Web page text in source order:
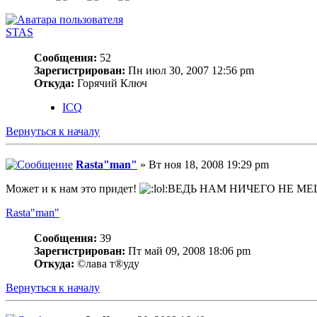
STAS
Сообщения: 52
Зарегистрирован: Пн июл 30, 2007 12:56 pm
Откуда: Горячий Ключ
ICQ
Вернуться к началу
Rasta"man" » Вт ноя 18, 2008 19:29 pm
Может и к нам это придет!
ВЕДЬ НАМ НИЧЕГО НЕ
Rasta"man"
Сообщения: 39
Зарегистрирован: Пт май 09, 2008 18:06 pm
Откуда: ©лава т®уду
Вернуться к началу